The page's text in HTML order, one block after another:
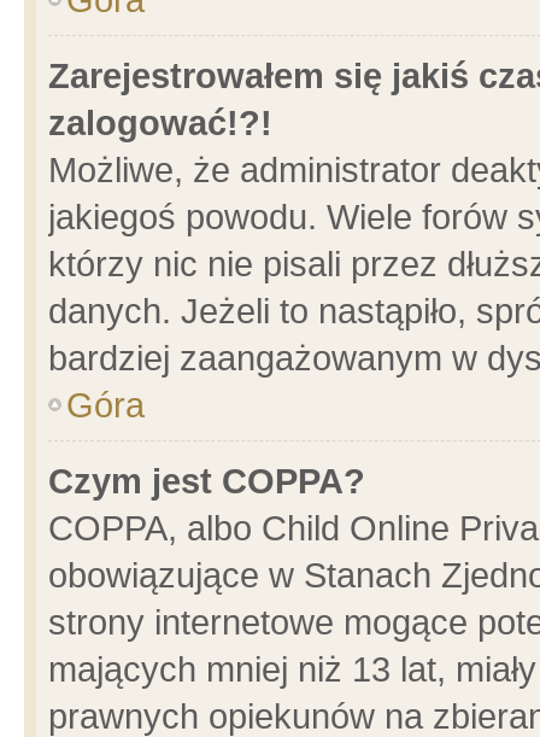
Zarejestrowałem się jakiś
zalogować!?!
Możliwe, że administrator
jakiegoś powodu. Wiele forów
którzy nic nie pisali przez
danych. Jeżeli to nastąpiło,
bardziej zaangażowanym w
Góra
Czym jest COPPA?
COPPA, albo Child Online
obowiązujące w Stanach
strony internetowe mogące
mających mniej niż 13 lat,
prawnych opiekunów na